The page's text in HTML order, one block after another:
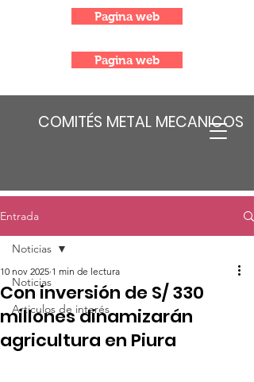
COMITÉS METAL MECANICOS
Pagina web
Pagina web
Entrada
Noticias
Articulos de interés
Noticias
Con inversión de S/ 330
millones dinamizarán
agricultura en Piura
10 nov 2025 1 min de lectura